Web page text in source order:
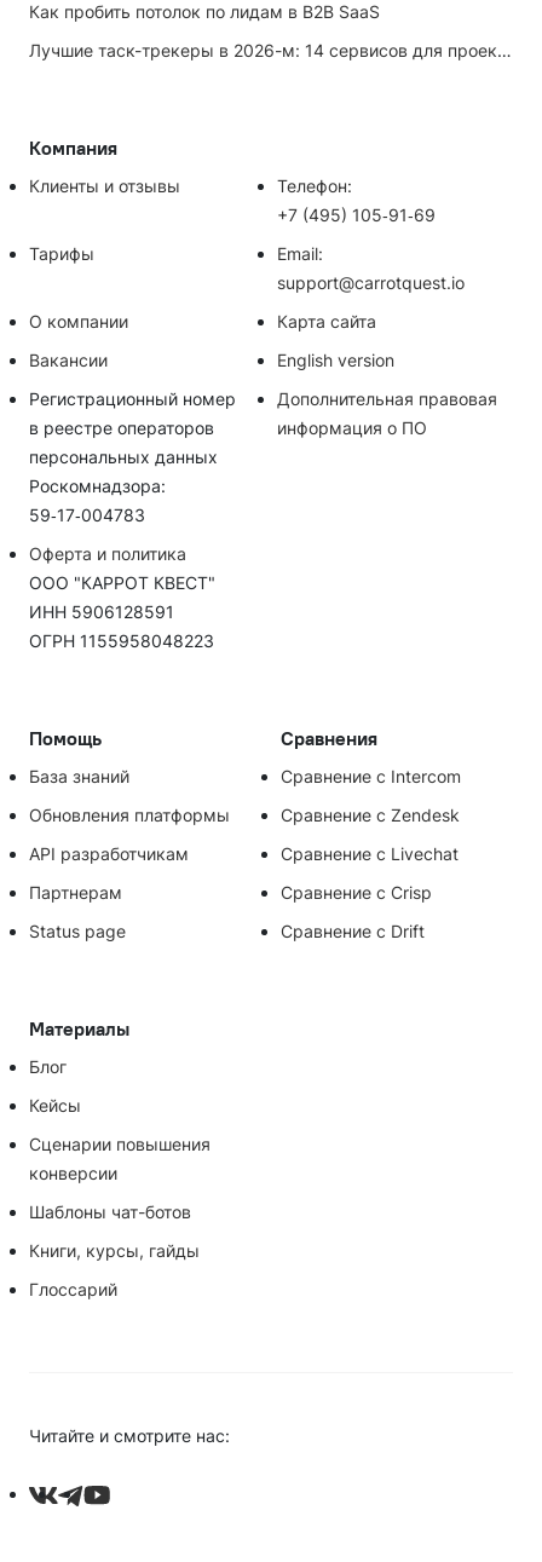
Помощь
База знаний
Обновления платформы
API разработчикам
Партнерам
Status page
Как пробить потолок по лидам в B2B SaaS
Лучшие таск-трекеры в 2026-м: 14 сервисов для проектов и личных задач
Сравнения
Сравнение с Intercom
Сравнение с Zendesk
Сравнение с Livechat
Сравнение с Crisp
Сравнение с Drift
Материалы
Блог
Кейсы
Сценарии повышения
конверсии
Шаблоны чат-ботов
Книги, курсы, гайды
Глоссарий
Компания
Клиенты и отзывы
Телефон:
+7 (495) 105‑91‑69
Тарифы
Email:
support@carrotquest.io
О компании
Карта сайта
Вакансии
English version
Регистрационный номер
в реестре операторов
персональных данных
Роскомнадзора:
59‑17‑004783
Дополнительная правовая
информация о ПО
Оферта и политика
ООО "КАРРОТ КВЕСТ"
ИНН 5906128591
ОГРН 1155958048223
Читайте и смотрите нас: